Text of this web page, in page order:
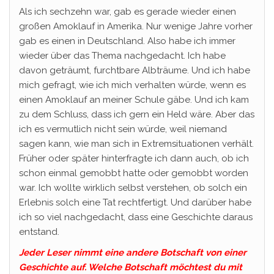
Als ich sechzehn war, gab es gerade wieder einen
großen Amoklauf in Amerika. Nur wenige Jahre vorher
gab es einen in Deutschland. Also habe ich immer
wieder über das Thema nachgedacht. Ich habe
davon geträumt, furchtbare Albträume. Und ich habe
mich gefragt, wie ich mich verhalten würde, wenn es
einen Amoklauf an meiner Schule gäbe. Und ich kam
zu dem Schluss, dass ich gern ein Held wäre. Aber das
ich es vermutlich nicht sein würde, weil niemand
sagen kann, wie man sich in Extremsituationen verhält.
Früher oder später hinterfragte ich dann auch, ob ich
schon einmal gemobbt hatte oder gemobbt worden
war. Ich wollte wirklich selbst verstehen, ob solch ein
Erlebnis solch eine Tat rechtfertigt. Und darüber habe
ich so viel nachgedacht, dass eine Geschichte daraus
entstand.
Jeder Leser nimmt eine andere Botschaft von einer
Geschichte auf. Welche Botschaft möchtest du mit